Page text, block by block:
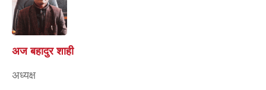
अज बहादुर शाही
अध्यक्ष